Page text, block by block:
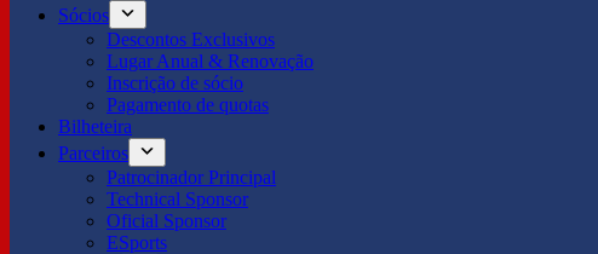
Sócios
Descontos Exclusivos
Lugar Anual & Renovação
Inscrição de sócio
Pagamento de quotas
Bilheteira
Parceiros
Patrocinador Principal
Technical Sponsor
Oficial Sponsor
ESports